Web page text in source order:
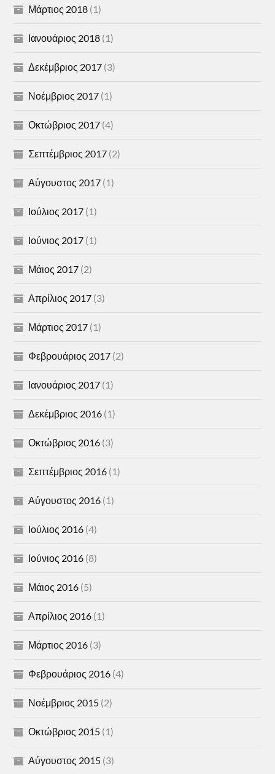
Μάρτιος 2018 (1)
Ιανουάριος 2018 (1)
Δεκέμβριος 2017 (3)
Νοέμβριος 2017 (1)
Οκτώβριος 2017 (4)
Σεπτέμβριος 2017 (2)
Αύγουστος 2017 (1)
Ιούλιος 2017 (1)
Ιούνιος 2017 (1)
Μάιος 2017 (2)
Απρίλιος 2017 (3)
Μάρτιος 2017 (1)
Φεβρουάριος 2017 (2)
Ιανουάριος 2017 (1)
Δεκέμβριος 2016 (1)
Οκτώβριος 2016 (3)
Σεπτέμβριος 2016 (1)
Αύγουστος 2016 (1)
Ιούλιος 2016 (4)
Ιούνιος 2016 (8)
Μάιος 2016 (5)
Απρίλιος 2016 (1)
Μάρτιος 2016 (3)
Φεβρουάριος 2016 (4)
Νοέμβριος 2015 (2)
Οκτώβριος 2015 (1)
Αύγουστος 2015 (3)